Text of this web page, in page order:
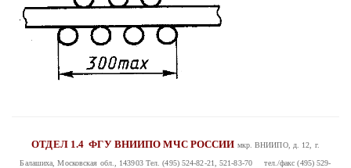
ОТДЕЛ 1.4ФГУ ВНИИПО МЧС РОССИИ мкр. ВНИИПО, д. 12, г.
Балашиха, Московская обл., 143903Тел. (495) 524-82-21, 521-83-70 тел./факс (495) 529-